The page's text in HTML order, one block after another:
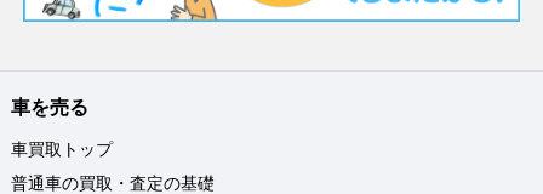
車を売る
車買取トップ
普通車の買取・査定の基礎